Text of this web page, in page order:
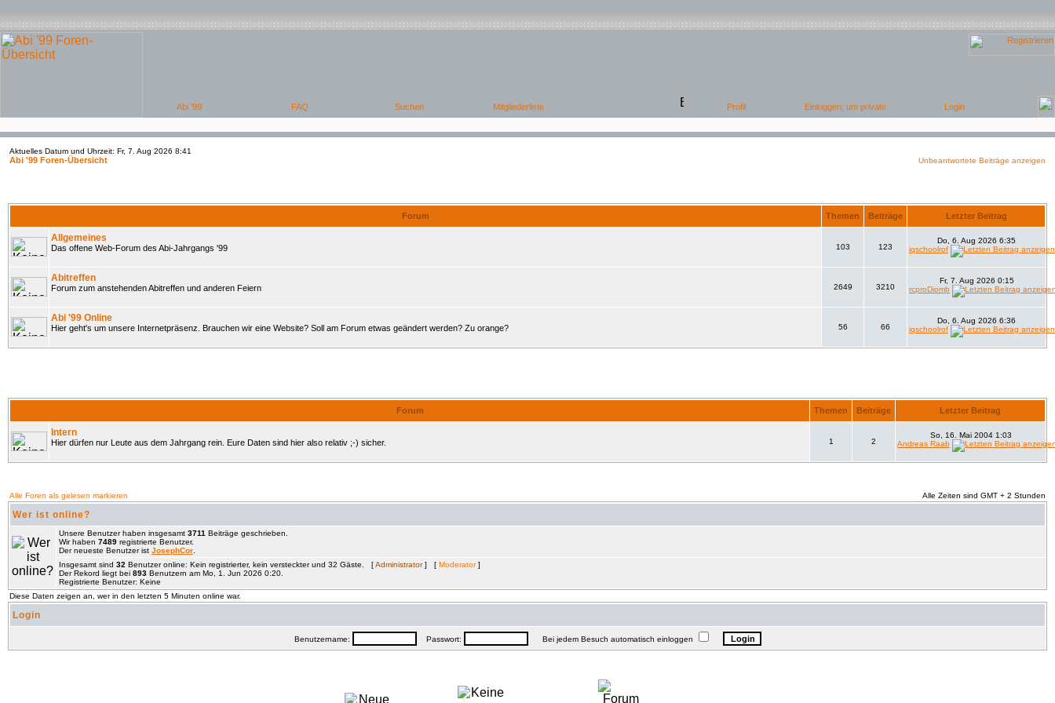
Aktuelles Datum und Uhrzeit: Fr, 7. Aug 2026 8:41
Abi '99 Foren-Übersicht Unbeantwortete Beiträge anzeigen
Forum Themen Beiträge Letzter Beitrag
Allgemeines
Das offene Web-Forum des Abi-Jahrgangs '99 103 123
Do, 6. Aug 2026 6:35
iqschoolrof
Abitreffen
Forum zum anstehenden Abitreffen und anderen Feiern 2649 3210
Fr, 7. Aug 2026 0:15
rcproDiomb
Abi '99 Online
Hier geht's um unsere Internetpräsenz. Brauchen wir eine Website? Soll am Forum etwas geändert werden? Zu orange? 56 66
Do, 6. Aug 2026 6:36
iqschoolrof
Forum Themen Beiträge Letzter Beitrag
Intern
Hier dürfen nur Leute aus dem Jahrgang rein. Eure Daten sind hier also relativ ;-) sicher. 1 2
So, 16. Mai 2004 1:03
Andreas Raab
Alle Foren als gelesen markieren Alle Zeiten sind GMT + 2 Stunden
Wer ist online?
Unsere Benutzer haben insgesamt 3711 Beiträge geschrieben.
Wir haben 7489 registrierte Benutzer.
Der neueste Benutzer ist JosephCor
Insgesamt sind 32 Benutzer online: Kein registrierter, kein versteckter und 32 Gäste. [Administrator] [ Moderator]
Der Rekord liegt bei 893 Benutzern am Mo, 1. Jun 2026 0:20.
Registrierte Benutzer: Keine
Diese Daten zeigen an, wer in den letzten 5 Minuten online war.
Login
Benutzername: Passwort: Bei jedem Besuch automatisch einloggen